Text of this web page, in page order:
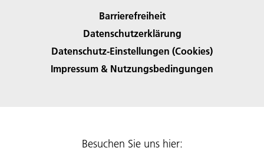
Barrierefreiheit
Datenschutzerklärung
Datenschutz-Einstellungen (Cookies)
Impressum & Nutzungsbedingungen
Besuchen Sie uns hier: